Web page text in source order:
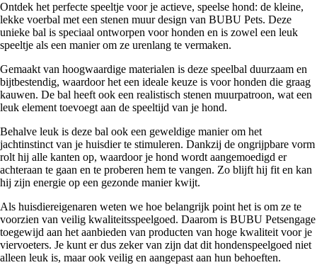
Ontdek het perfecte speeltje voor je actieve, speelse hond: de kleine,
lekke voerbal met een stenen muur design van BUBU Pets. Deze
unieke bal is speciaal ontworpen voor honden en is zowel een leuk
speeltje als een manier om ze urenlang te vermaken.
Gemaakt van hoogwaardige materialen is deze speelbal duurzaam en
bijtbestendig, waardoor het een ideale keuze is voor honden die graag
kauwen. De bal heeft ook een realistisch stenen muurpatroon, wat een
leuk element toevoegt aan de speeltijd van je hond.
Behalve leuk is deze bal ook een geweldige manier om het
jachtinstinct van je huisdier te stimuleren. Dankzij de ongrijpbare vorm
rolt hij alle kanten op, waardoor je hond wordt aangemoedigd er
achteraan te gaan en te proberen hem te vangen. Zo blijft hij fit en kan
hij zijn energie op een gezonde manier kwijt.
Als huisdiereigenaren weten we hoe belangrijk point het is om ze te
voorzien van veilig kwaliteitsspeelgoed. Daarom is BUBU Petsengage
toegewijd aan het aanbieden van producten van hoge kwaliteit voor je
viervoeters. Je kunt er dus zeker van zijn dat dit hondenspeelgoed niet
alleen leuk is, maar ook veilig en aangepast aan hun behoeften.